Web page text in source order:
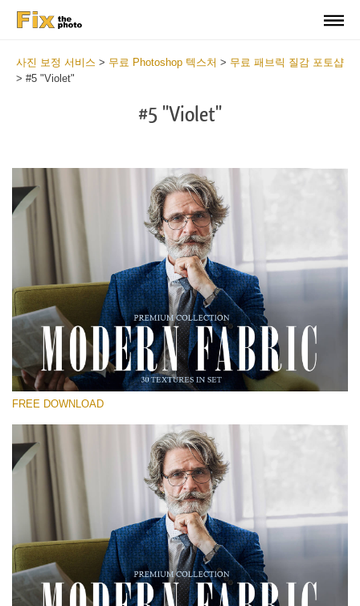
사진 보정 서비스 > 무료 Photoshop 텍스처 > 무료 패브릭 질감 포토샵
> #5 "Violet"
#5 "Violet"
선택 해주세요
Small 800*533px
Modern Fabric
(30 Textures)
Large 6000*4000px
Entire Collection
(1783 Overlays)
FREE DOWNLOAD